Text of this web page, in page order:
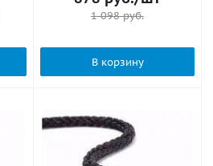
1 098руб.
В корзину